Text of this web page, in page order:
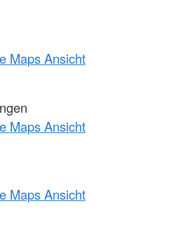
Maps Ansicht
Maps Ansicht
Maps Ansicht